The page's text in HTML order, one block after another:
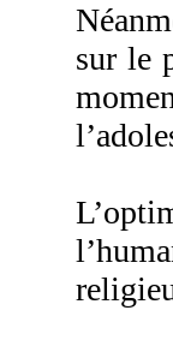
sur le